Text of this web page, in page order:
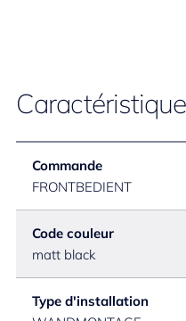
Commande
FRONTBEDIENT
Code couleur
matt black
Type d'installation